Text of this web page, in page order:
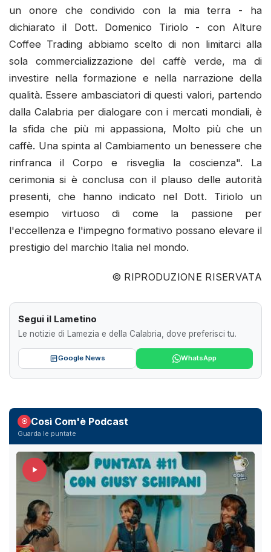
un onore che condivido con la mia terra - ha
dichiarato il Dott. Domenico Tiriolo - con Alture
Coffee Trading abbiamo scelto di non limitarci alla
sola commercializzazione del caffè verde, ma di
investire nella formazione e nella narrazione della
qualità. Essere ambasciatori di questi valori, partendo
dalla Calabria per dialogare con i mercati mondiali, è
la sfida che più mi appassiona, Molto più che un
caffè. Una spinta al Cambiamento un benessere che
rinfranca il Corpo e risveglia la coscienza". La
cerimonia si è conclusa con il plauso delle autorità
presenti, che hanno indicato nel Dott. Tiriolo un
esempio virtuoso di come la passione per
l'eccellenza e l'impegno formativo possano elevare il
prestigio del marchio Italia nel mondo.
© RIPRODUZIONE RISERVATA
Segui il Lametino
Le notizie di Lamezia e della Calabria, dove preferisci tu.
Google News WhatsApp
Così Com'è Podcast
Guarda le puntate